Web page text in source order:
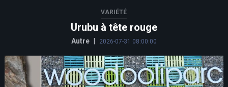
VARIÉTÉ
Urubu à tête rouge
Autre 2026-07-31 08:00:00